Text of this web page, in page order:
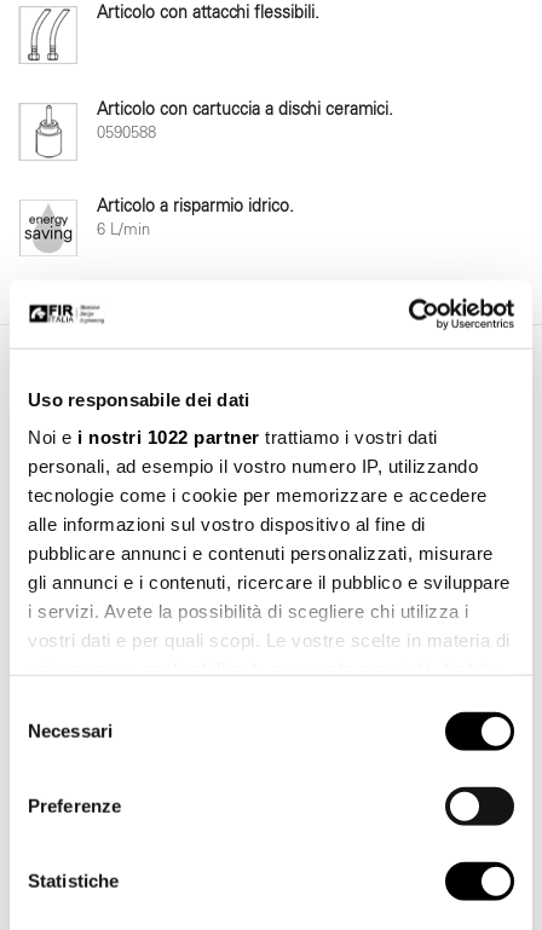
Uso responsabile dei dati
Noi e i nostri 1022 partner trattiamo i vostri dati
personali, ad esempio il vostro numero IP, utilizzando
tecnologie come i cookie per memorizzare e accedere
alle informazioni sul vostro dispositivo al fine di
pubblicare annunci e contenuti personalizzati, misurare
gli annunci e i contenuti, ricercare il pubblico e sviluppare
i servizi. Avete la possibilità di scegliere chi utilizza i
vostri dati e per quali scopi. Le vostre scelte in materia di
modificare o revocare il proprio consenso in qualsiasi
momento dalla Dichiarazione sui cookie o facendo clic
raccogliere informazioni sulla tua posizione
geografica, con un'approssimazione di qualche
delNecessari
Preferenze
Statistiche
Articolo con attacchi flessibili.
Articolo con cartuccia a dischi ceramici.
0590588
Articolo a risparmio idrico.
6 L/min
Area Download
Manuale d'installazione
pdf 1.89 MB
Scarica
File 3d 3ds
Scarica
File 3d stl
stl 150.38 KB
Scarica
dwg 91.49 KB
Scarica